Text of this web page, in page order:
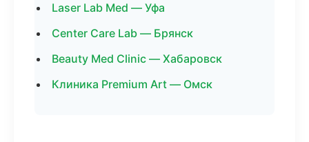
Laser Lab Med — Уфа
Center Care Lab — Брянск
Beauty Med Clinic — Хабаровск
Клиника Premium Art — Омск